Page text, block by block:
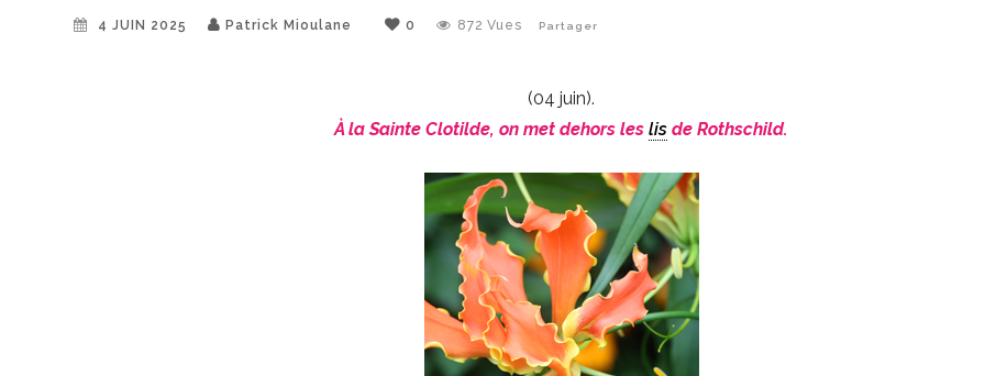
4 JUIN 2025 Patrick Mioulane 0 872 Vues Partager
(04 juin).
À la Sainte Clotilde, on met dehors leslis de Rothschild.